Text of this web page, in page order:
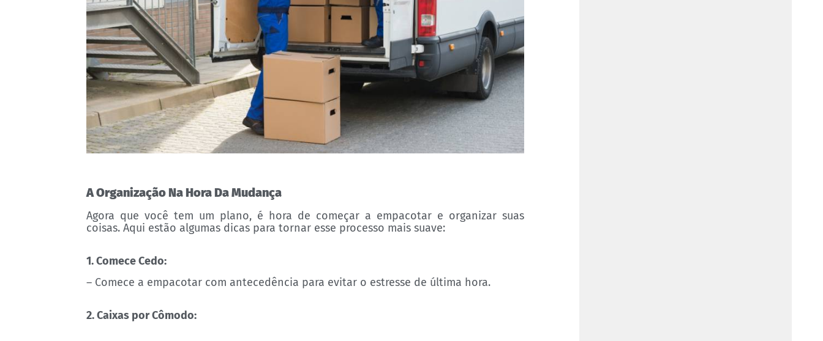
A Organização Na Hora Da Mudança
Agora que você tem um plano, é hora de começar a empacotar e organizar suas
coisas. Aqui estão algumas dicas para tornar esse processo mais suave:
1. Comece Cedo:
– Comece a empacotar com antecedência para evitar o estresse de última hora.
2. Caixas por Cômodo: